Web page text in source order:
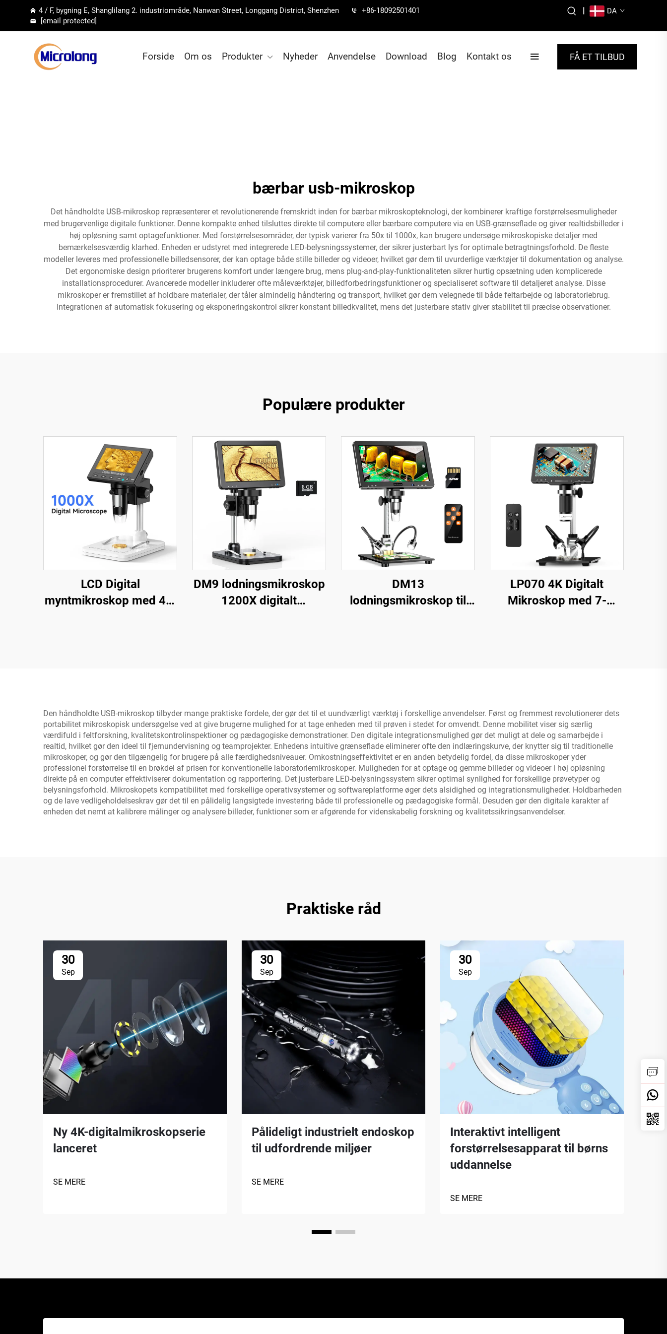
4 / F, bygning E, Shanglilang 2. industriområde, Nanwan Street, Longgang District, Shenzhen
+86-18092501401
[email protected]
| DA
Forside Om os Produkter Nyheder Anvendelse Download Blog Kontakt os FÅ ET TILBUD
bærbar usb-mikroskop
Det håndholdte USB-mikroskop repræsenterer et revolutionerende fremskridt inden for bærbar mikroskopteknologi, der kombinerer kraftige forstørrelsesmuligheder
med brugervenlige digitale funktioner. Denne kompakte enhed tilsluttes direkte til computere eller bærbare computere via en USB-grænseflade og giver realtidsbilleder i
høj opløsning samt optagefunktioner. Med forstørrelsesområder, der typisk varierer fra 50x til 1000x, kan brugere undersøge mikroskopiske detaljer med
bemærkelsesværdig klarhed. Enheden er udstyret med integrerede LED-belysningssystemer, der sikrer justerbart lys for optimale betragtningsforhold. De fleste
modeller leveres med professionelle billedsensorer, der kan optage både stille billeder og videoer, hvilket gør dem til uvurderlige værktøjer til dokumentation og analyse.
Det ergonomiske design prioriterer brugerens komfort under længere brug, mens plug-and-play-funktionaliteten sikrer hurtig opsætning uden komplicerede
installationsprocedurer. Avancerede modeller inkluderer ofte måleværktøjer, billedforbedringsfunktioner og specialiseret software til detaljeret analyse. Disse
mikroskoper er fremstillet af holdbare materialer, der tåler almindelig håndtering og transport, hvilket gør dem velegnede til både feltarbejde og laboratoriebrug.
Integrationen af automatisk fokusering og eksponeringskontrol sikrer konstant billedkvalitet, mens det justerbare stativ giver stabilitet til præcise observationer.
Populære produkter
LCD Digital
myntmikroskop med 4,3
DM9 lodningsmikroskop
1200X digitalt
DM13
lodningsmikroskop til
LP070 4K Digitalt
Mikroskop med 7-
Den håndholdte USB-mikroskop tilbyder mange praktiske fordele, der gør det til et uundværligt værktøj i forskellige anvendelser. Først og fremmest revolutionerer dets
portabilitet mikroskopisk undersøgelse ved at give brugerne mulighed for at tage enheden med til prøven i stedet for omvendt. Denne mobilitet viser sig særlig
værdifuld i feltforskning, kvalitetskontrolinspektioner og pædagogiske demonstrationer. Den digitale integrationsmulighed gør det muligt at dele og samarbejde i
realtid, hvilket gør den ideel til fjernundervisning og teamprojekter. Enhedens intuitive grænseflade eliminerer ofte den indlæringskurve, der knytter sig til traditionelle
mikroskoper, og gør den tilgængelig for brugere på alle færdighedsniveauer. Omkostningseffektivitet er en anden betydelig fordel, da disse mikroskoper yder
professionel forstørrelse til en brøkdel af prisen for konventionelle laboratoriemikroskoper. Muligheden for at optage og gemme billeder og videoer i høj opløsning
direkte på en computer effektiviserer dokumentation og rapportering. Det justerbare LED-belysningssystem sikrer optimal synlighed for forskellige prøvetyper og
belysningsforhold. Mikroskopets kompatibilitet med forskellige operativsystemer og softwareplatforme øger dets alsidighed og integrationsmuligheder. Holdbarheden
og de lave vedligeholdelseskrav gør det til en pålidelig langsigtede investering både til professionelle og pædagogiske formål. Desuden gør den digitale karakter af
enheden det nemt at kalibrere målinger og analysere billeder, funktioner som er afgørende for videnskabelig forskning og kvalitetssikringsanvendelser.
Praktiske råd
30
Sep
Ny 4K-digitalmikroskopserie
lanceret
SE MERE
30
Sep
Pålideligt industrielt endoskop
til udfordrende miljøer
SE MERE
30
Sep
Interaktivt intelligent
forstørrelsesapparat til børns
uddannelse
SE MERE